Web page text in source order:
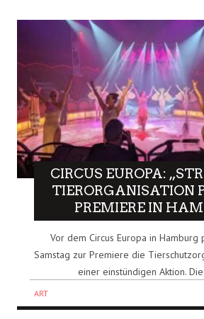
CIRCUS EUROPA:
TIERORGANISATION
PREMIERE IN
Vor dem Circus Europa in Hamburg
Samstag zur Premiere die
einer einstündigen Aktion.
ART